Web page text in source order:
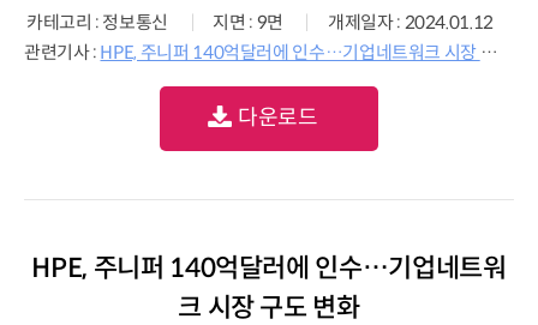
카테고리 : 정보통신 지면 : 9면
개제일자 : 2024.01.12
관련기사 : HPE, 주니퍼 140억달러에 인수…기업네트워크 시장 구도 변화
다운로드
HPE, 주니퍼 140억달러에 인수…기업네트워
크 시장 구도 변화